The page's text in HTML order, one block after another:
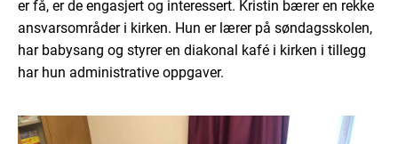
er få, er de engasjert og interessert. Kristin bærer en rekke
ansvarsområderi kirken. Hun er lærer på søndagsskolen,
har babysang og styrer en diakonal kafé i kirken i tillegg
har hun administrative oppgaver.